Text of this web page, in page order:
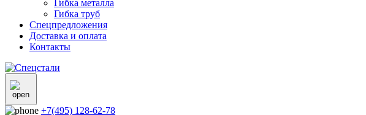
Гибка металла
Гибка труб
Спецпредложения
Доставка и оплата
Контакты
+7(495) 128-62-78